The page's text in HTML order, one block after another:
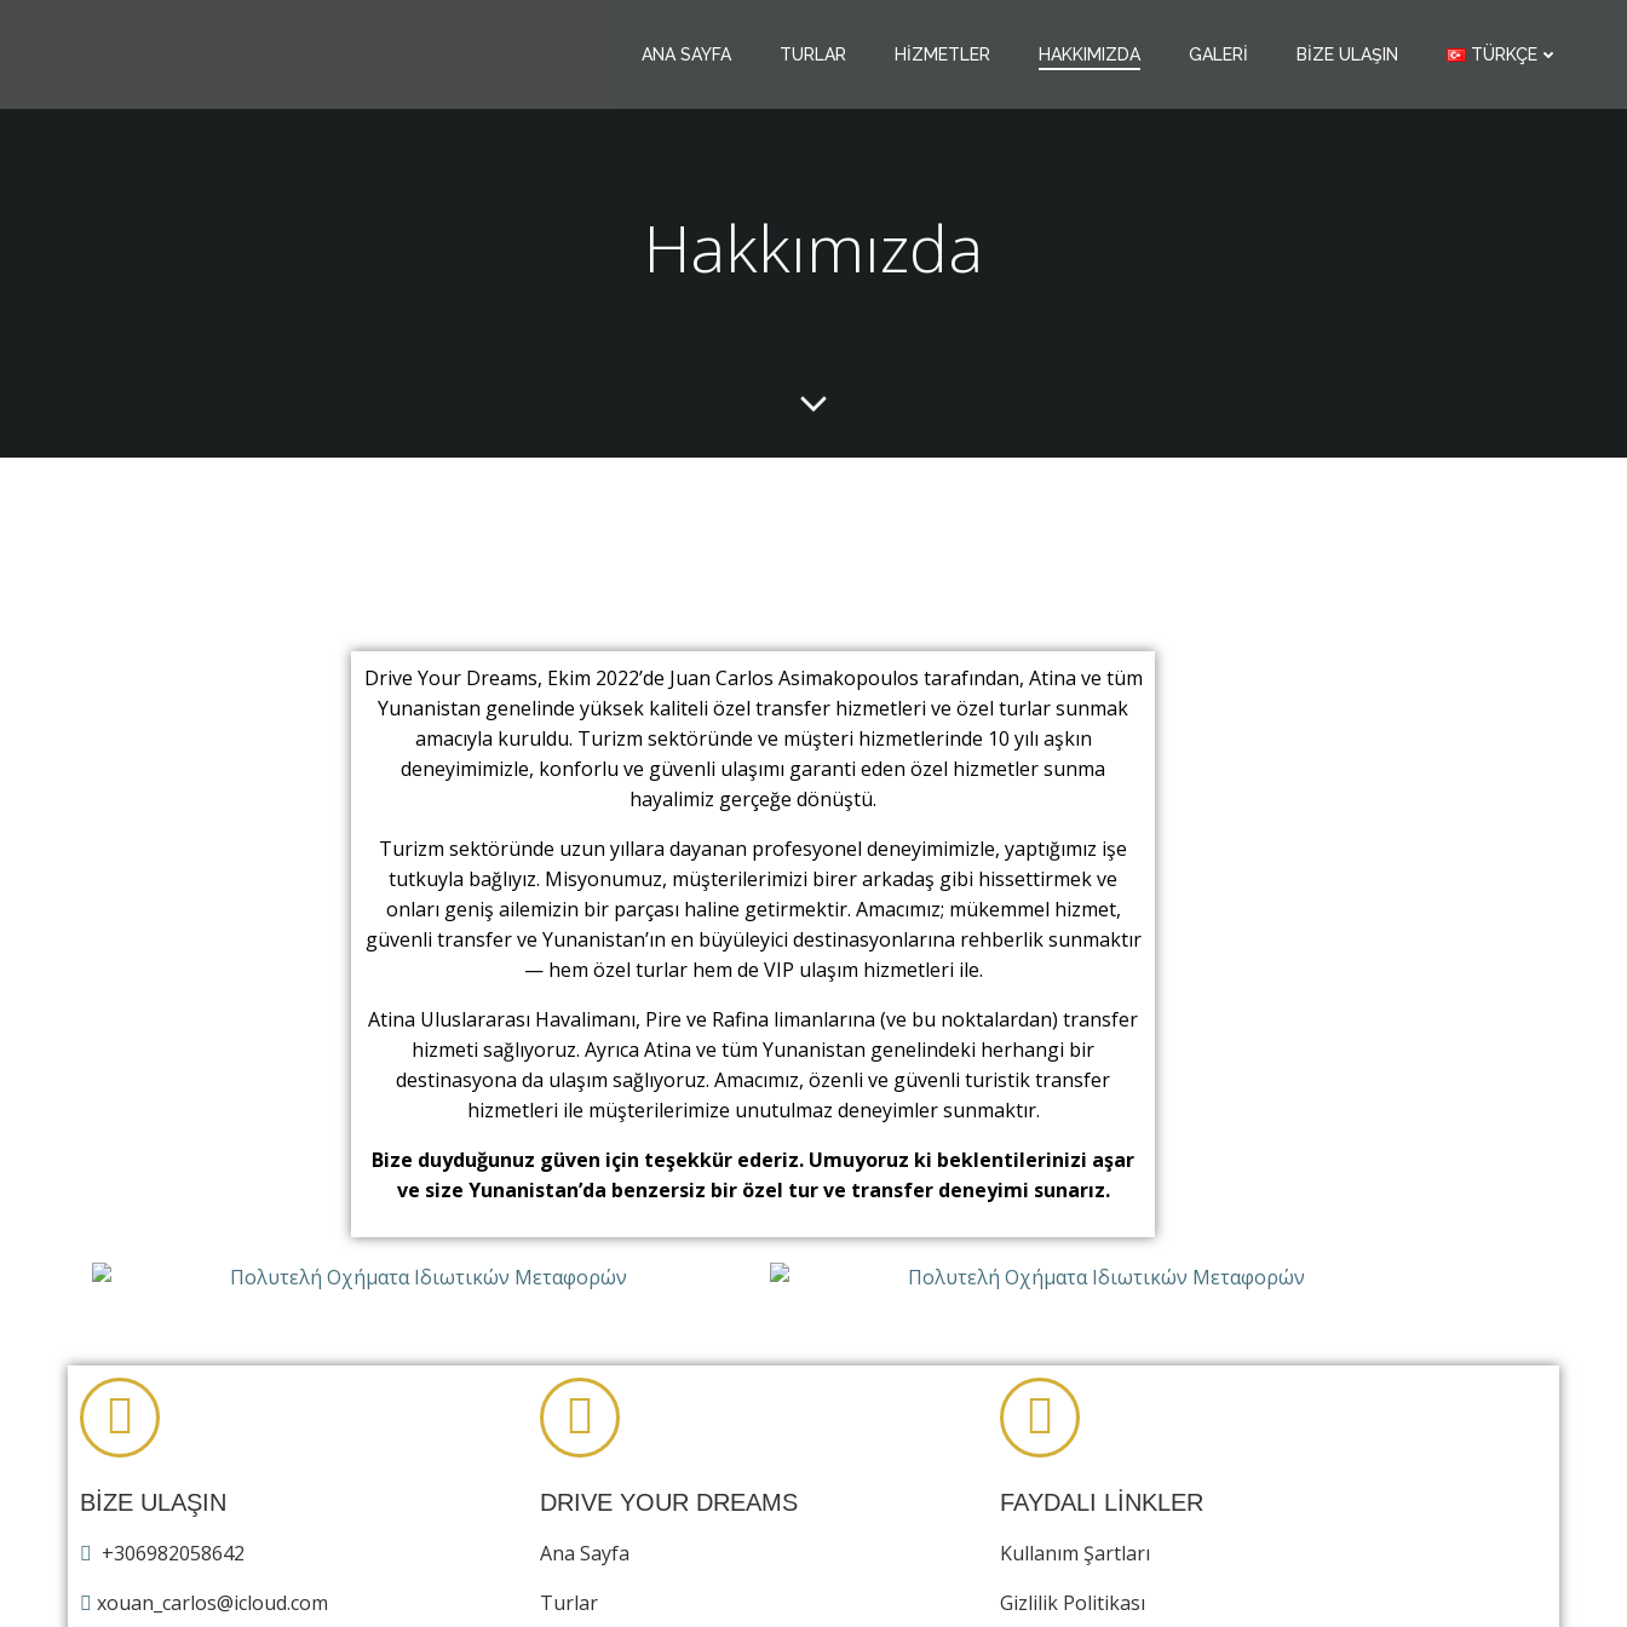
ANA SAYFA TURLAR HIZMETLER HAKKIMIZDA GALERI BIZE ULAŞIN TÜRKÇE
Hakkımızda
Drive Your Dreams, Ekim 2022’de Juan Carlos Asimakopoulos tarafından, Atina ve tüm
Yunanistan genelinde yüksek kaliteli özel transfer hizmetleri ve özel turlar sunmak
amacıyla kuruldu. Turizm sektöründe ve müşteri hizmetlerinde 10 yılı aşkın
deneyimimizle, konforlu ve güvenli ulaşımı garanti eden özel hizmetler sunma
hayalimiz gerçeğe dönüştü.
Turizm sektöründe uzun yıllara dayanan profesyonel deneyimimizle, yaptığımız işe
tutkuyla bağlıyız. Misyonumuz, müşterilerimizi birer arkadaş gibi hissettirmek ve
onları geniş ailemizin bir parçası haline getirmektir. Amacımız; mükemmel hizmet,
güvenli transfer ve Yunanistan’ın en büyüleyici destinasyonlarına rehberlik sunmaktır
— hem özel turlar hem de VIP ulaşım hizmetleri ile.
Atina Uluslararası Havalimanı, Pire ve Rafina limanlarına (ve bu noktalardan) transfer
hizmeti sağlıyoruz. Ayrıca Atina ve tüm Yunanistan genelindeki herhangi bir
destinasyona da ulaşım sağlıyoruz. Amacımız, özenli ve güvenli turistik transfer
hizmetleri ile müşterilerimize unutulmaz deneyimler sunmaktır.
Bize duyduğunuz güven için teşekkür ederiz. Umuyoruz ki beklentilerinizi aşar
ve size Yunanistan’da benzersiz bir özel tur ve transfer deneyimi sunarız.
BİZE ULAŞIN
+306982058642
xouan_carlos@icloud.com
DRIVE YOUR DREAMS
Ana Sayfa
Turlar
FAYDALI LİNKLER
Kullanım Şartları
Gizlilik Politikası